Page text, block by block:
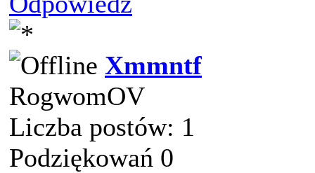
Xmmntf
RogwomOV
Liczba postów: 1
Podziękowań 0